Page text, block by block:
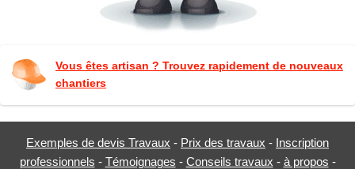
Vous êtes artisan ? Trouvez rapidement de nouveaux
chantiers
Exemples de devis Travaux - Prix des travaux - Inscription
professionnels - Témoignages - Conseils travaux - à propos -